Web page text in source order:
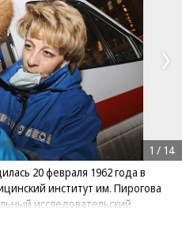
20 февраля 1962 года в
институт им. Пирогова
исследовательский
И. Пирогова) по
1 / 14